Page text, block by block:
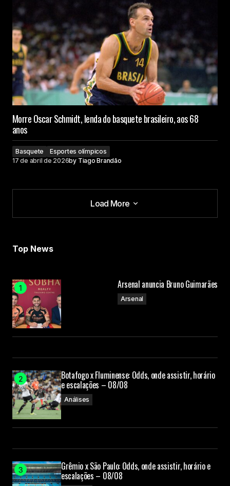
Morre Oscar Schmidt, lenda do basquete brasileiro, aos 68
anos
Basquete
Esportes olímpicos
17 de abril de 2026by Tiago Brandão
Load More
Load More
Top News
Arsenal anuncia Bruno Guimarães
Arsenal
Botafogo x Fluminense: Odds, onde assistir, horário
e escalações – 08/08
Análises
Grêmio x São Paulo: Odds, onde assistir, horário e
escalações – 08/08